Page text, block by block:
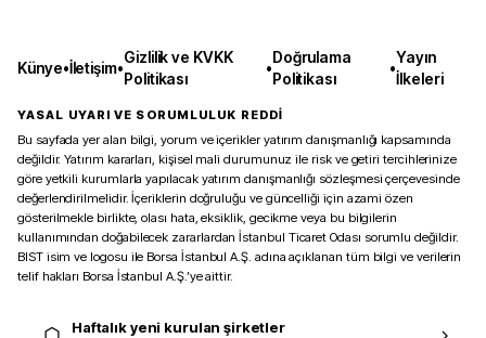
Künye•İletişim•
Gizlilik ve KVKK
Politikası
•
Doğrulama
Politikası
•
Yayın
İlkeleri
YASAL UYARI VE SORUMLULUK REDDİ
Bu sayfada yer alan bilgi, yorum ve içerikler yatırım danışmanlığı kapsamında
değildir. Yatırım kararları, kişisel mali durumunuz ile risk ve getiri tercihlerinize
göre yetkili kurumlarla yapılacak yatırım danışmanlığı sözleşmesi çerçevesinde
değerlendirilmelidir. İçeriklerin doğruluğu ve güncelliği için azami özen
gösterilmekle birlikte, olası hata, eksiklik, gecikme veya bu bilgilerin
kullanımından doğabilecek zararlardan İstanbul Ticaret Odası sorumlu değildir.
BIST isim ve logosu ile Borsa İstanbul A.Ş. adına açıklanan tüm bilgi ve verilerin
telif hakları Borsa İstanbul A.Ş.’ye aittir.
Haftalık yeni kurulan şirketler